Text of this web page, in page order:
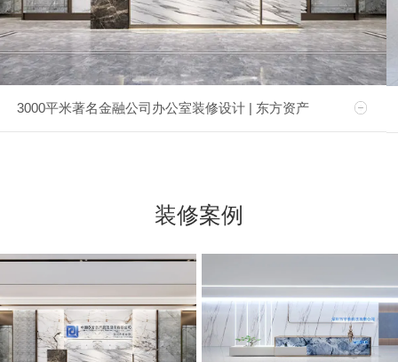
3000平米著名金融公司办公室装修设计 | 东方资产
装修案例